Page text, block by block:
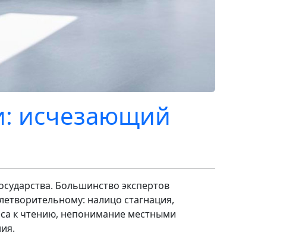
исчезающий
Большинство экспертов
налицо стагнация,
к чтению, непонимание местными